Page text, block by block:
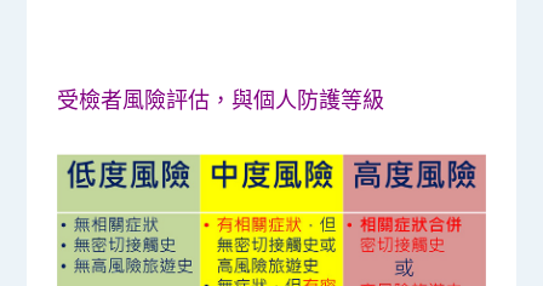
受檢者風險評估，與個人防護等級